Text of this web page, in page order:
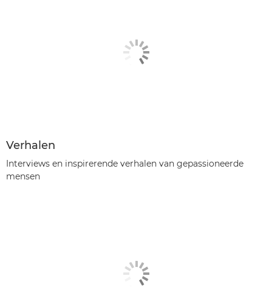
Verhalen
Interviews en inspirerende verhalen van gepassioneerde
mensen